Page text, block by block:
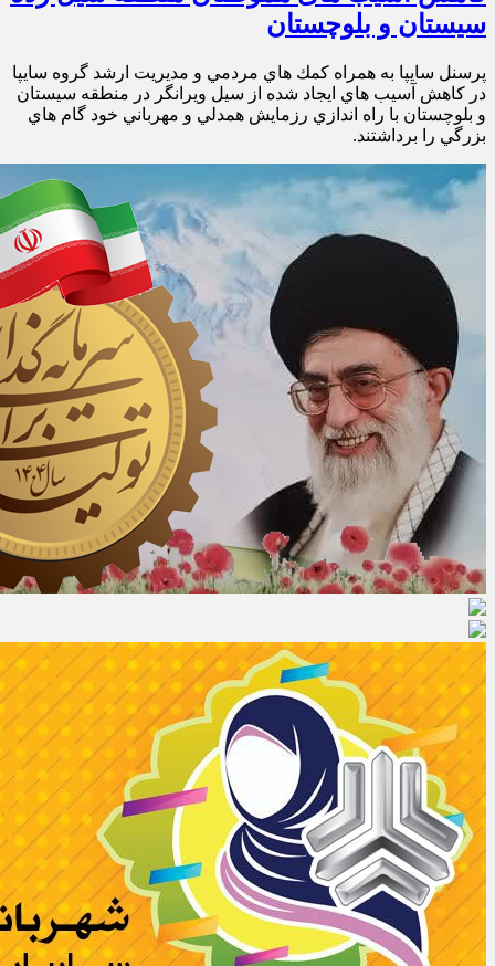
سیستان و بلوچستان
پرسنل سايپا به همراه كمك هاي مردمي و مديريت ارشد گروه سايپا
در كاهش آسيب هاي ايجاد شده از سيل ويرانگر در منطقه سيستان
و بلوچستان با راه اندازي رزمايش همدلي و مهرباني خود گام هاي
بزرگي را برداشتند.